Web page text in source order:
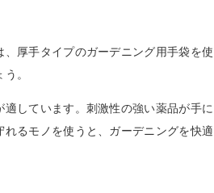
厚手タイプのガーデニング用手袋を使
。
しています。刺激性の強い薬品が手に
るモノを使うと、ガーデニングを快適